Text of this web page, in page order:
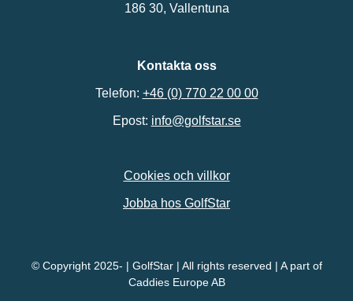
186 30, Vallentuna
Kontakta oss
Telefon: +46 (0) 770 22 00 00
Epost: info@golfstar.se
Cookies och villkor
Jobba hos GolfStar
© Copyright 2025- | GolfStar | All rights reserved | A part of
Caddies Europe AB